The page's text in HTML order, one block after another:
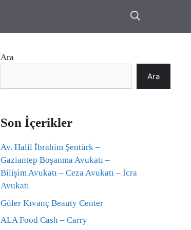
Ara
Ara
Son İçerikler
Av. Halil İbrahim Şentürk –
Gaziantep Boşanma Avukatı –
Bilişim Avukatı – Ceza Avukatı – İcra
Avukatı
Güler Kıvanç Beauty Center
ALA Food Cash – Carry